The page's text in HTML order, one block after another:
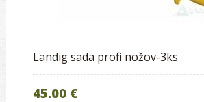
Landig sada profi nožov-3ks
45.00 €